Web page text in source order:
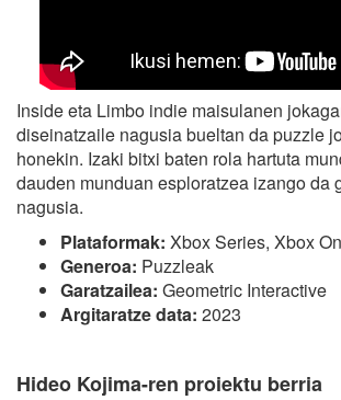
Inside eta Limbo indie maisulanen
diseinatzaile nagusia bueltan da puzzle
honekin. Izaki bitxi baten rola hartuta
dauden munduan esploratzea izango da
nagusia.
Plataformak: Xbox Series, Xbox
Generoa: Puzzleak
Garatzailea: Geometric Interactive
Argitaratze data: 2023
Hideo Kojima-ren proiektu berria